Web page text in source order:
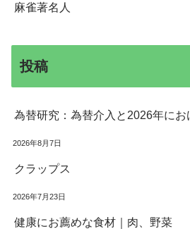
麻雀著名人
投稿
為替研究：為替介入と2026年にお
2026年8月7日
クラップス
2026年7月23日
健康にお薦めな食材｜肉、野菜